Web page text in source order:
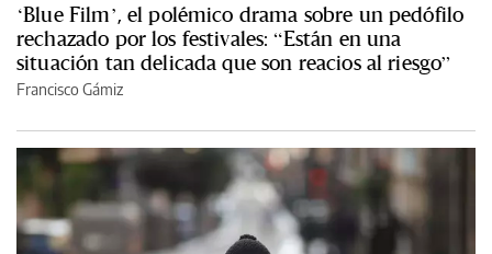
‘Blue Film’, el polémico drama sobre un pedófilo
rechazado por los festivales: “Están en una
situación tan delicada que son reacios al riesgo”
Francisco Gámiz